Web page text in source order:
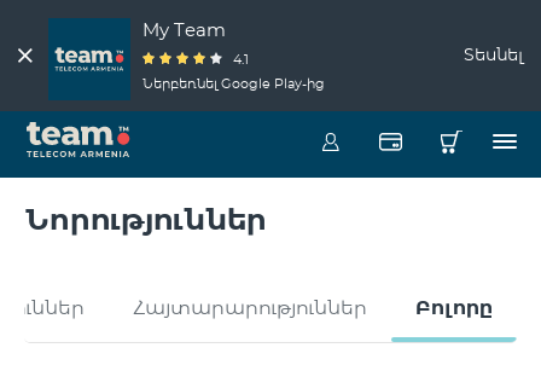
My Team
4.1
Ներբեռնել Google Play-ից
Տեսնել
Նորություններ
Հայտարարություններ Բոլորը